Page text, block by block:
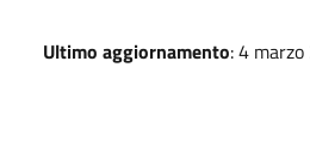
Ultimo aggiornamento: 4